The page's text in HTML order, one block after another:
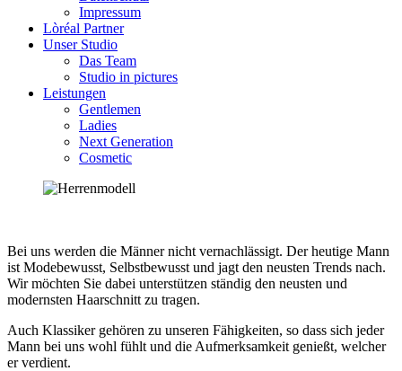
Impressum
Lòréal Partner
Unser Studio
Das Team
Studio in pictures
Leistungen
Gentlemen
Ladies
Next Generation
Cosmetic
Bei uns werden die Männer nicht vernachlässigt. Der heutige Mann
ist Modebewusst, Selbstbewusst und jagt den neusten Trends nach.
Wir möchten Sie dabei unterstützen ständig den neusten und
modernsten Haarschnitt zu tragen.
Auch Klassiker gehören zu unseren Fähigkeiten, so dass sich jeder
Mann bei uns wohl fühlt und die Aufmerksamkeit genießt, welcher
er verdient.